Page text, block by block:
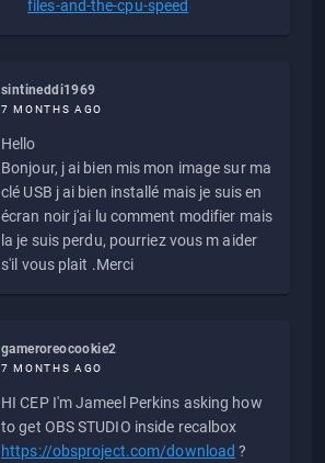
files-and-the-cpu-speed
sintineddi1969
7 MONTHS AGO
Hello
Bonjour, j ai bien mis mon image sur ma
clé USB j ai bien installé mais je suis en
écran noir j'ai lu comment modifier mais
la je suis perdu, pourriez vous m aider
s'il vous plait .Merci
gameroreocookie2
7 MONTHS AGO
HI CEP I'm Jameel Perkins asking how
to get OBS STUDIO inside recalbox
https://obsproject.com/download ?